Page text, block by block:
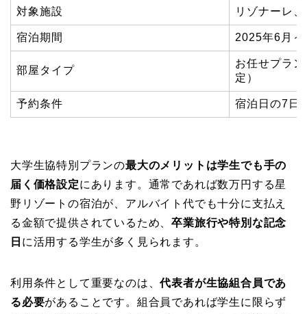
対象施設 リゾナーレ
宿泊期間 2025年6月
部屋タイプ
お任せプラ
定）
予約条件 宿泊日の7日
大学生協特別プランの最大のメリットは学生でも手の
届く価格設定にあります。通常であれば数万円する星
野リゾートの宿泊が、アルバイト代でも十分に支払え
る金額で提供されているため、卒業旅行や特別な記念
日 に活用する学生が多く見られます。
利用条件として重要なのは、代表者が生協組合員であ
る必要があることです。組合員であれば学生に限らず